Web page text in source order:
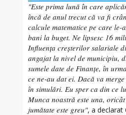
"Este prima lună în care
încă de anul trecut că va fi
calcule matematice pe care
bani la buget. Ne lipsesc 16
Influenţa creşterilor salariale
angajat la nivel de municipiu,
sumele date de Finanţe, în
ce ne-au dat ei. Dacă va
în simulări. Eu sper ca din ce
Munca noastră este una,
jumătate este greu", a declarat